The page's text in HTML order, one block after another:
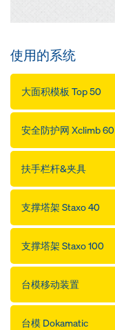
使用的系统
大面积模板 Top 50
安全防护网 Xclimb 60
扶手栏杆&夹具
支撑塔架 Staxo 40
支撑塔架 Staxo 100
台模移动装置
台模 Dokamatic